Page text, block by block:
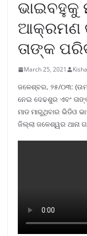
ଭାଇବହୁକୁ
ଆକ୍ରମଣ
ତାଙ୍କ
March 25, 2021
ଜଳେଶ୍ବର, ୨୫/୦୩:
ନେଇ ଦେଢଶୁର ଏବଂ
ମାଡ ମାରୁଥିବାର ଭିଡିଓ
ଜିଲ୍ଲା ଜଳେଶ୍ୱର ଥାନା